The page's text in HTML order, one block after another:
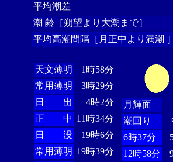
平均潮差
潮 齢［朔望より大潮まで］
平均高潮間隔［月正中より満潮 ］
天文薄明
1時58分
常用薄明
3時29分
日 出
4時2分
正 中 11時34分
日 没
19時6分
常用薄明 19時39分
月輝面
潮回り
6時37分
12時58分